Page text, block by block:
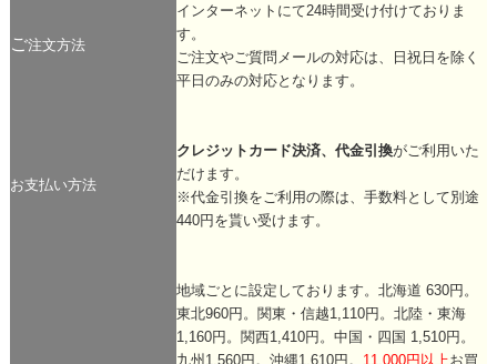
ご注文方法
インターネットにて24時間受け付けておりま
す。
ご注文やご質問メールの対応は、日祝日を除く
平日のみの対応となります。
お支払い方法
クレジットカード決済、代金引換がご利用いた
だけます。
※代金引換をご利用の際は、手数料として別途
440円を貰い受けます。
地域ごとに設定しております。北海道 630円。
東北960円。関東・信越1,110円。北陸・東海
1,160円。関西1,410円。中国・四国 1,510円。
九州1,560円。沖縄1,610円。 11,000円以上お買